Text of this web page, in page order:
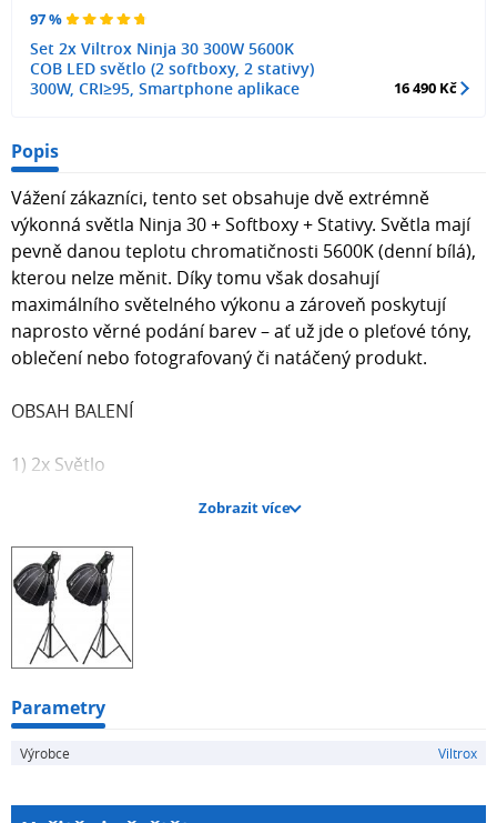
97 %
Set 2x Viltrox Ninja 30 300W 5600K
COB LED světlo (2 softboxy, 2 stativy)
300W, CRI≥95, Smartphone aplikace
16 490 Kč
Popis
Vážení zákazníci, tento set obsahuje dvě extrémně
výkonná světla Ninja 30 + Softboxy + Stativy. Světla mají
pevně danou teplotu chromatičnosti 5600K (denní bílá),
kterou nelze měnit. Díky tomu však dosahují
maximálního světelného výkonu a zároveň poskytují
naprosto věrné podání barev – ať už jde o pleťové tóny,
oblečení nebo fotografovaný či natáčený produkt.
OBSAH BALENÍ
1) 2x Světlo
3) 2x Napájecí adaptér
4) 2x Krytka čipu
6) 2x 70cm LENSBOT rychloskládací softbox s voštinou
Zobrazit více
Parametry
Výrobce Viltrox